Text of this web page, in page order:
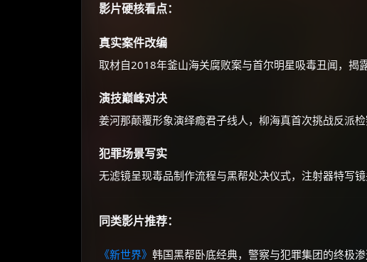
影片硬核看点：
真实案件改编
取材自2018年釜山海关腐败案与首尔明星吸毒丑闻，揭
演技巅峰对决
姜河那颠覆形象演绎瘾君子线人，柳海真首次挑战反派
犯罪场景写实
无滤镜呈现毒品制作流程与黑帮处决仪式，注射器特写镜
同类影片推荐：
《新世界》 韩国黑帮卧底经典，警察与犯罪集团的终极渗